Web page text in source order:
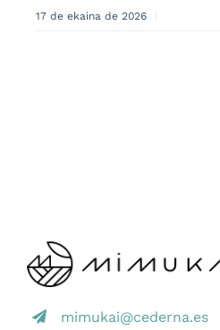
17 de ekaina de 2026
mimukai@cederna.es